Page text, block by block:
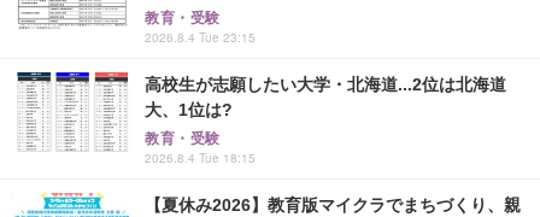
教育・受験
2026.8.4 Tue 23:15
高校生が志願したい大学・北海道...2位は北海道
大、1位は?
教育・受験
2026.8.4 Tue 18:15
【夏休み2026】教育版マイクラでまちづくり、親